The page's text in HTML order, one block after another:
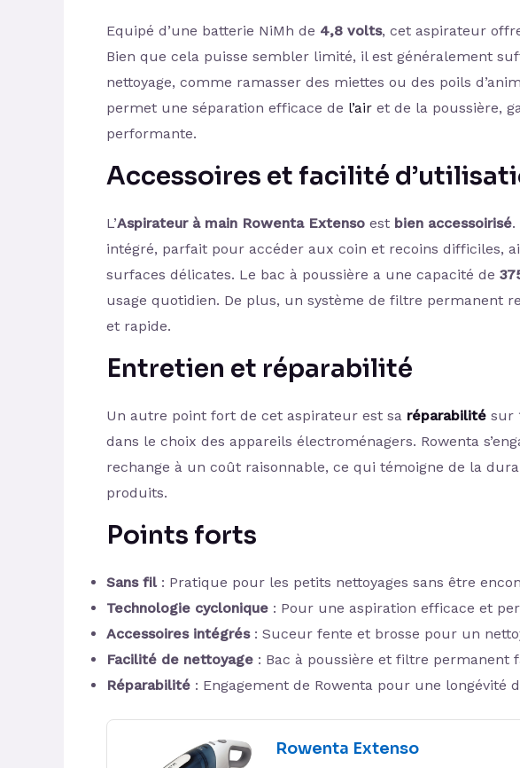
Equipé d’une batterie NiMh de 4,8 volts, cet aspirateur
Bien que cela puisse sembler limité, il est généralement
nettoyage, comme ramasser des miettes ou des poils
permet une séparation efficace de l’air et de la poussière,
performante.
Accessoires et facilité
L’Aspirateur à main Rowenta Extenso est bien accessoirisé.
intégré, parfait pour accéder aux coin et recoins difficiles,
surfaces délicates. Le bac à poussière a une capacité de
usage quotidien. De plus, un système de filtre permanent
et rapide.
Entretien et réparabilité
Un autre point fort de cet aspirateur est sa réparabilité sur
dans le choix des appareils électroménagers. Rowenta
rechange à un coût raisonnable, ce qui témoigne de la
produits.
Points forts
Sans fil: Pratique pour les petits nettoyages sans être
Technologie cyclonique : Pour une aspiration efficace et
Accessoires intégrés: Suceur fente et brosse pour un
Facilité de nettoyage : Bac à poussière et filtre permanent
Réparabilité : Engagement de Rowenta pour une longévité
Rowenta Extenso